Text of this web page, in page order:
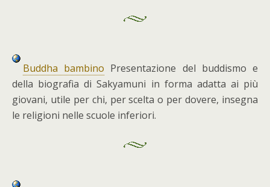
Buddha bambino Presentazione del buddismo e
della biografia di Sakyamuni in forma adatta ai più
giovani, utile per chi, per scelta o per dovere, insegna
le religioni nelle scuole inferiori.